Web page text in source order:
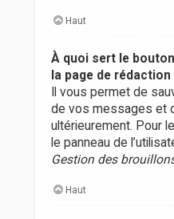
Haut
À quoi sert le
la page de
Il vous permet de
de vos messages et
ultérieurement. Pour
le panneau de
Gestion des
Haut